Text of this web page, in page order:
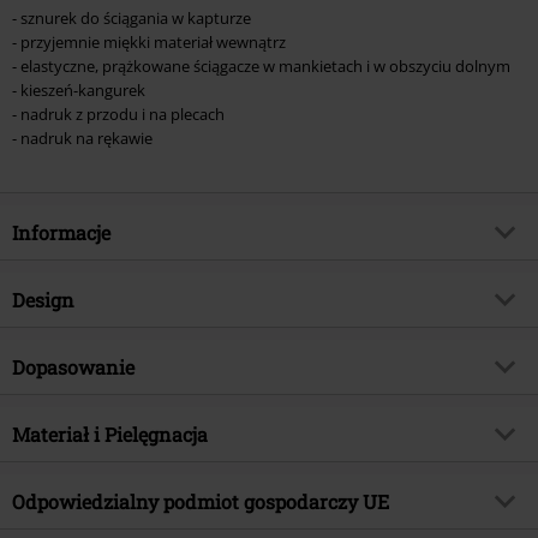
- sznurek do ściągania w kapturze
- przyjemnie miękki materiał wewnątrz
- elastyczne, prążkowane ściągacze w mankietach i w obszyciu dolnym
- kieszeń-kangurek
- nadruk z przodu i na plecach
- nadruk na rękawie
Informacje
Numer artykułu
Gatunek muzyczny
Signature Collection
Zespół
Linkin Park
Design
Rodzaj artykułu
Nadruk
Detale
Prążkowane ściągacze, Nadruk z
Dopasowanie
Krój - Top
Materiał i Pielęgnacja
Materiał wierzchni
50% bawełna, 50% poliester
Odpowiedzialny podmiot gospodarczy UE